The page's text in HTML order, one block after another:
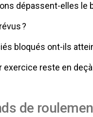
dépassent-elles le
?
bloqués ont-ils
exercice reste en
de